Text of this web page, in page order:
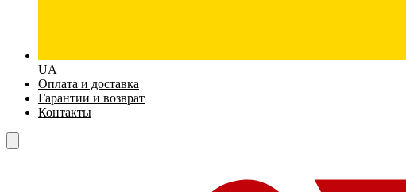
UA
Оплата и доставка
Гарантии и возврат
Контакты